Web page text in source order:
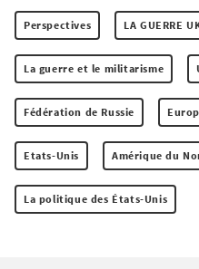
Perspectives LA GUERRE
La guerre et le militarisme
Fédération de Russie
Etats-Unis Amérique du
La politique des États-Unis